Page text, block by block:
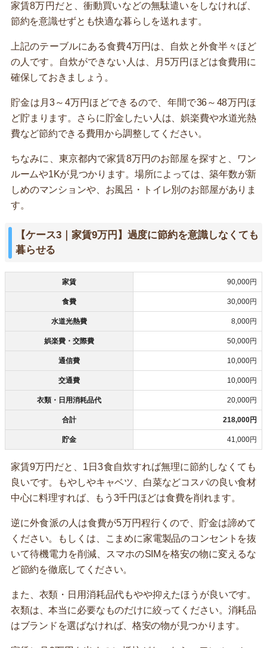
家賃8万円だと、衝動買いなどの無駄遣いをしなければ、
節約を意識せずとも快適な暮らしを送れます。
上記のテーブルにある食費4万円は、自炊と外食半々ほど
の人です。自炊ができない人は、月5万円ほどは食費用に
確保しておきましょう。
貯金は月3～4万円ほどできるので、年間で36～48万円ほ
ど貯まります。さらに貯金したい人は、娯楽費や水道光熱
費など節約できる費用から調整してください。
ちなみに、東京都内で家賃8万円のお部屋を探すと、ワン
ルームや1Kが見つかります。場所によっては、築年数が新
しめのマンションや、お風呂・トイレ別のお部屋がありま
す。
【ケース3｜家賃9万円】過度に節約を意識しなくても
暮らせる
家賃 90,000円
食費 30,000円
水道光熱費 8,000円
娯楽費・交際費 50,000円
通信費 10,000円
交通費 10,000円
衣類・日用消耗品代 20,000円
合計 218,000円
貯金 41,000円
家賃9万円だと、1日3食自炊すれば無理に節約しなくても
良いです。もやしやキャベツ、白菜などコスパの良い食材
中心に料理すれば、もう3千円ほどは食費を削れます。
逆に外食派の人は食費が5万円程行くので、貯金は諦めて
ください。もしくは、こまめに家電製品のコンセントを抜
いて待機電力を削減、スマホのSIMを格安の物に変えるな
ど節約を徹底してください。
また、衣類・日用消耗品代もやや抑えたほうが良いです。
衣類は、本当に必要なものだけに絞ってください。消耗品
はブランドを選ばなければ、格安の物が見つかります。